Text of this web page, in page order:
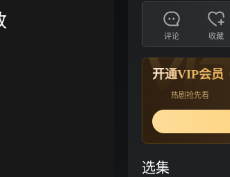
评论 收藏
开通VIP会员
热剧抢先看
选集